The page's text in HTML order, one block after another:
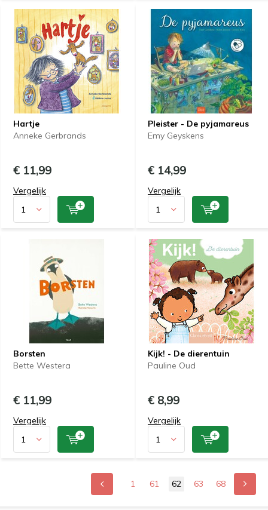
Hartje
Anneke Gerbrands
€ 11,99
Vergelijk
Pleister - De pyjamareus
Emy Geyskens
€ 14,99
Vergelijk
Borsten
Bette Westera
€ 11,99
Vergelijk
Kijk! - De dierentuin
Pauline Oud
€ 8,99
Vergelijk
1 61 62 63 68